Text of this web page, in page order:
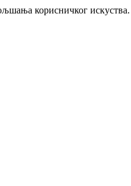
корисничког